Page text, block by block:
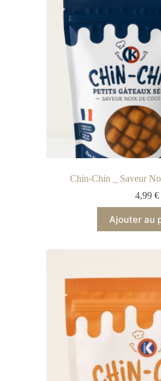
Chin-Chin _ Saveur
4,99 €
Ajouter au